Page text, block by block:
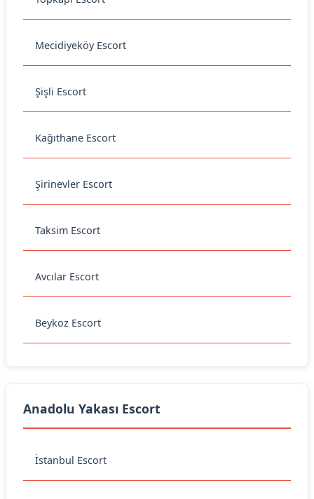
Mecidiyeköy Escort
Şişli Escort
Kağıthane Escort
Şirinevler Escort
Taksim Escort
Avcılar Escort
Beykoz Escort
Anadolu Yakası Escort
İstanbul Escort